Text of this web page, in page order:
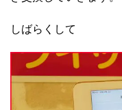
しばらくして